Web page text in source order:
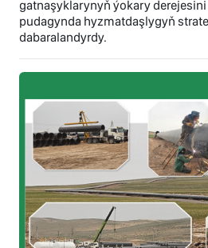
gatnaşyklarynyň ýokary
pudagynda hyzmatdaşlygyň
dabaralandyrdy.